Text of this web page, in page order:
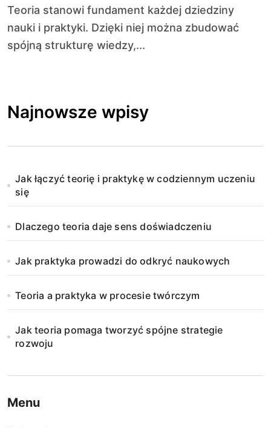
Teoria stanowi fundament każdej dziedziny
nauki i praktyki. Dzięki niej można zbudować
spójną strukturę wiedzy,...
Najnowsze wpisy
Jak łączyć teorię i praktykę w codziennym uczeniu
się
Dlaczego teoria daje sens doświadczeniu
Jak praktyka prowadzi do odkryć naukowych
Teoria a praktyka w procesie twórczym
Jak teoria pomaga tworzyć spójne strategie
rozwoju
Menu